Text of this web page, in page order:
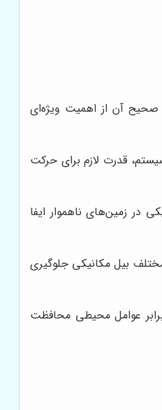
صحیح آن از اهمیت ویژه‌ای
قدرت لازم برای حرکت
در زمین‌های ناهموار ایفا
بیل مکانیکی جلوگیری
عوامل محیطی محافظت